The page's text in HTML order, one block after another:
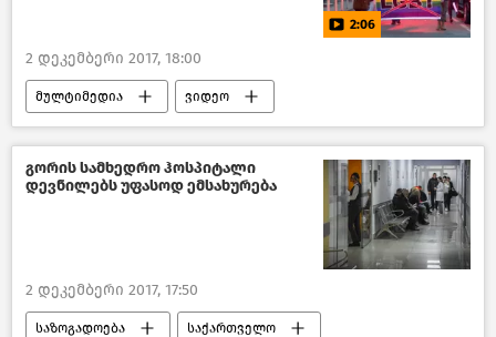
2:06
2 დეკემბერი 2017, 18:00
მულტიმედია ვიდეო
გორის სამხედრო ჰოსპიტალი
დევნილებს უფასოდ ემსახურება
2 დეკემბერი 2017, 17:50
საზოგადოება საქართველო